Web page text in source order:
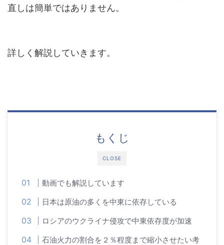
直しは簡単ではありません。
詳しく解説していきます。
CLOSE
もくじ
動画でも解説しています
日本は原油の多くを中東に依存している
ロシアのウクライナ侵攻で中東依存度が加速
石油火力の割合を２％程度まで縮小させたい考